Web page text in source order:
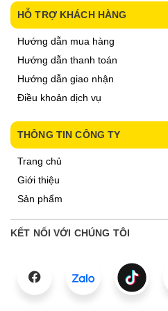
HỖ TRỢ KHÁCH HÀNG
Hướng dẫn mua hàng
Hướng dẫn thanh toán
Hướng dẫn giao nhận
Điều khoản dịch vụ
THÔNG TIN CÔNG TY
Trang chủ
Giới thiệu
Sản phẩm
KẾT NỐI VỚI CHÚNG TÔI